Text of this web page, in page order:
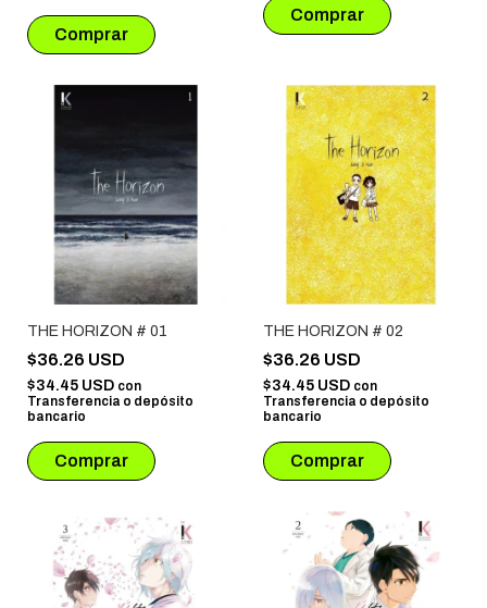
THE HORIZON # 01
$36.26 USD
$34.45 USD con
Transferencia o depósito
bancario
THE HORIZON # 02
$36.26 USD
$34.45 USD con
Transferencia o depósito
bancario